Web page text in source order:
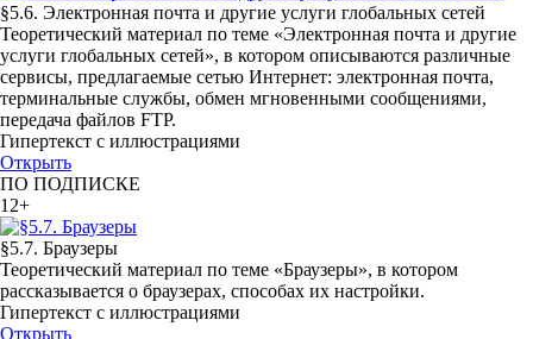
§5.6. Электронная почта и другие услуги глобальных сетей
Теоретический материал по теме «Электронная почта и другие
услуги глобальных сетей», в котором описываются различные
сервисы, предлагаемые сетью Интернет: электронная почта,
терминальные службы, обмен мгновенными сообщениями,
передача файлов FTP.
Гипертекст с иллюстрациями
Открыть
ПО ПОДПИСКЕ
12+
§5.7. Браузеры
Теоретический материал по теме «Браузеры», в котором
рассказывается о браузерах, способах их настройки.
Гипертекст с иллюстрациями
Открыть